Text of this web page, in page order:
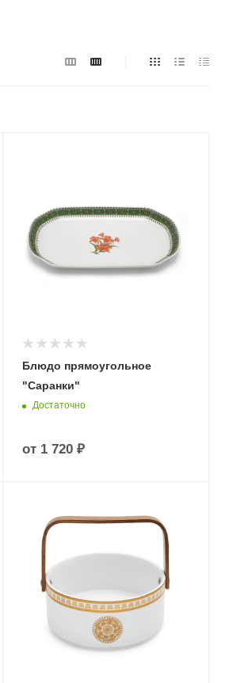
Блюдо прямоугольное
"Саранки"
Достаточно
от 1 720 ₽